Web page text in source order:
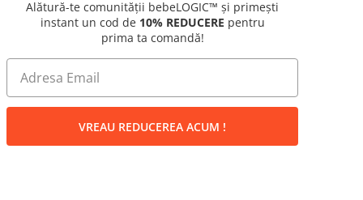
Alătură-te comunității bebeLOGIC™ și primești
instant un cod de 10% REDUCERE pentru
prima ta comandă!
VREAU REDUCEREA ACUM !